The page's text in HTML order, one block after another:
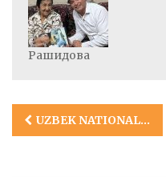
Рашидова
Post
navigation
UZBEK NATIONAL TV COVERAGE OF FALL WRITER/ARTIST RESIDENCY